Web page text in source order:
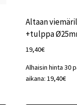
Altaan
+tulppa
19,40€
Alhaisin hinta 30
aikana: 19,40€